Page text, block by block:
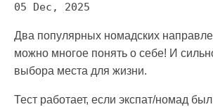
05 Dec, 2025
Два популярных номадских
можно многое понять о себе! И
выбора места для жизни.
Тест работает, если экспат/номад